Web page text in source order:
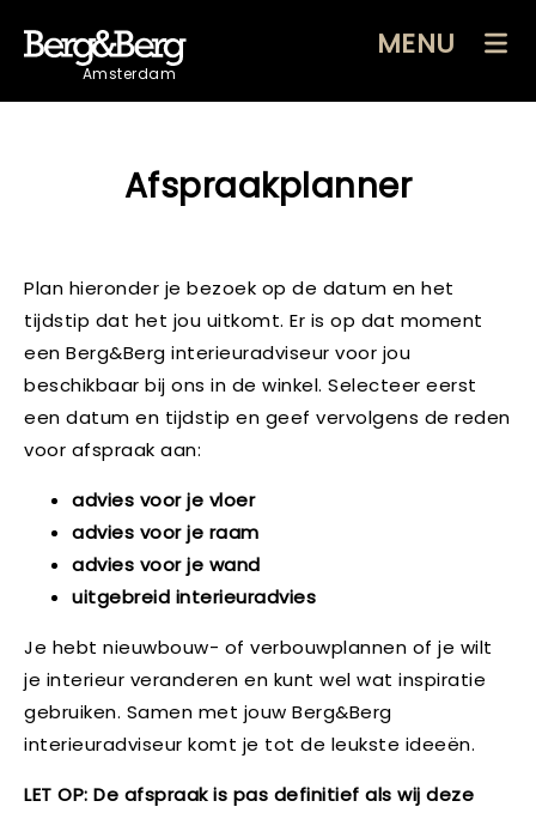
Amsterdam
MENU
Afspraakplanner
Plan hieronder je bezoek op de datum en het
tijdstip dat het jou uitkomt. Er is op dat moment
een Berg&Berg interieuradviseur voor jou
beschikbaar bij ons in de winkel. Selecteer eerst
een datum en tijdstip en geef vervolgens de reden
voor afspraak aan:
advies voor je vloer
advies voor je raam
advies voor je wand
uitgebreid interieuradvies
Je hebt nieuwbouw- of verbouwplannen of je wilt
je interieur veranderen en kunt wel wat inspiratie
gebruiken. Samen met jouw Berg&Berg
interieuradviseur komt je tot de leukste ideeën.
LET OP: De afspraak is pas definitief als wij deze